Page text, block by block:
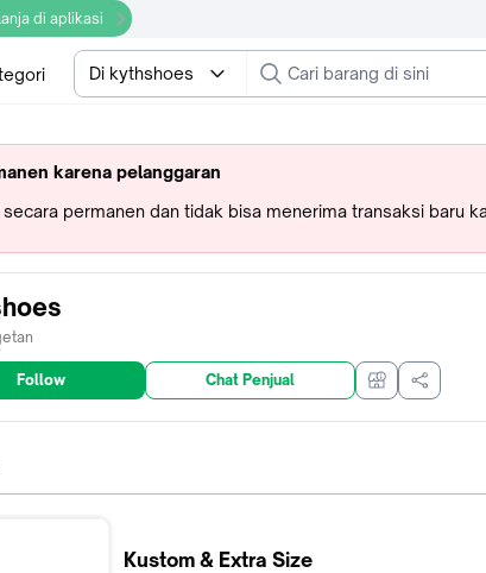
di aplikasi
Di kythshoes
karena pelanggaran
permanen dan tidak bisa menerima transaksi baru
Follow Chat Penjual
Kustom & Extra Size